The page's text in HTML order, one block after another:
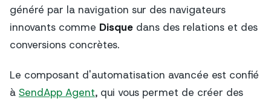
généré par la navigation sur des navigateurs
innovants comme Disque dans des relations et des
conversions concrètes.
Le composant d'automatisation avancée est confié
à SendApp Agent, qui vous permet de créer des